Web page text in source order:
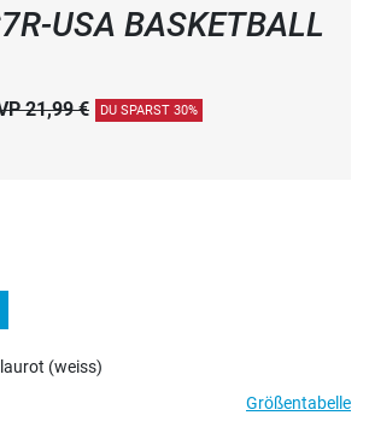
USA BASKETBALL
21,99 € DU SPARST 30%
(weiss)
Größentabelle